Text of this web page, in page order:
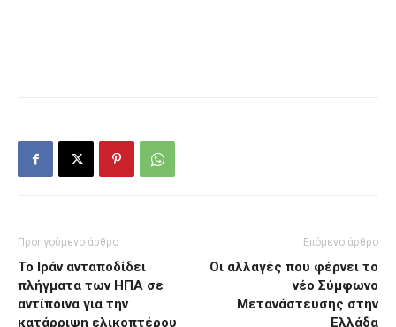
Προηγούμενο άρθρο
Το Ιράν ανταποδίδει
πλήγματα των ΗΠΑ σε
αντίποινα για την
κατάρριψη ελικοπτέρου
Επόμενο άρθρο
Οι αλλαγές που φέρνει το
νέο Σύμφωνο
Μετανάστευσης στην
Ελλάδα